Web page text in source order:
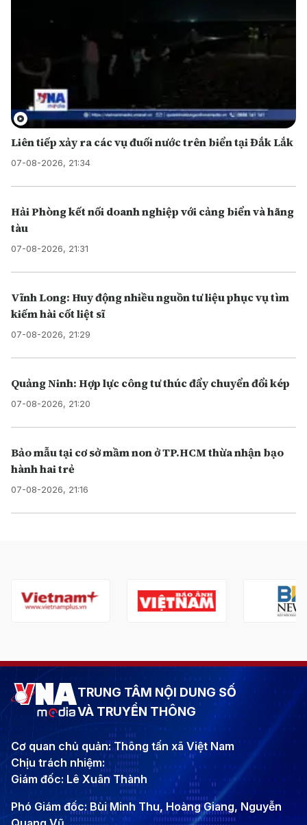
Liên tiếp xảy ra các vụ đuối nước trên biển tại Đắk Lắk
07-08-2026, 21:34
Hải Phòng kết nối doanh nghiệp với cảng biển và hãng
tàu
07-08-2026, 21:31
Vĩnh Long: Huy động nhiều nguồn tư liệu phục vụ tìm
kiếm hài cốt liệt sĩ
07-08-2026, 21:29
Quảng Ninh: Hợp lực công tư thúc đẩy chuyển đổi kép
07-08-2026, 21:20
Bảo mẫu tại cơ sở mầm non ở TP.HCM thừa nhận bạo
hành hai trẻ
07-08-2026, 21:16
TRUNG TÂM NỘI DUNG SỐ
VÀ TRUYỀN THÔNG
Cơ quan chủ quản: Thông tấn xã Việt Nam
Chịu trách nhiệm:
Giám đốc: Lê Xuân Thành
Phó Giám đốc: Bùi Minh Thu, Hoàng Giang, Nguyễn